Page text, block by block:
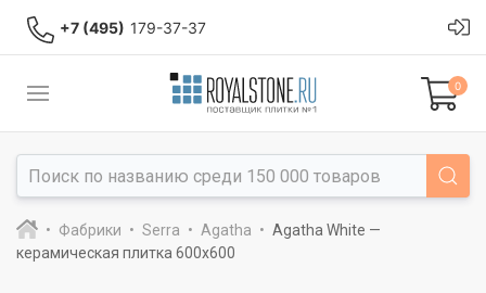
+7 (495) 179-37-37
0
Фабрики Serra Agatha
Agatha White —
керамическая плитка 600x600